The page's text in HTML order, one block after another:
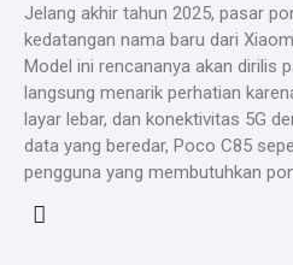
Jelang akhir tahun 2025, pasar
kedatangan nama baru dari
Model ini rencananya akan dirilis
langsung menarik perhatian
layar lebar, dan konektivitas 5G
data yang beredar, Poco C85
pengguna yang membutuhkan